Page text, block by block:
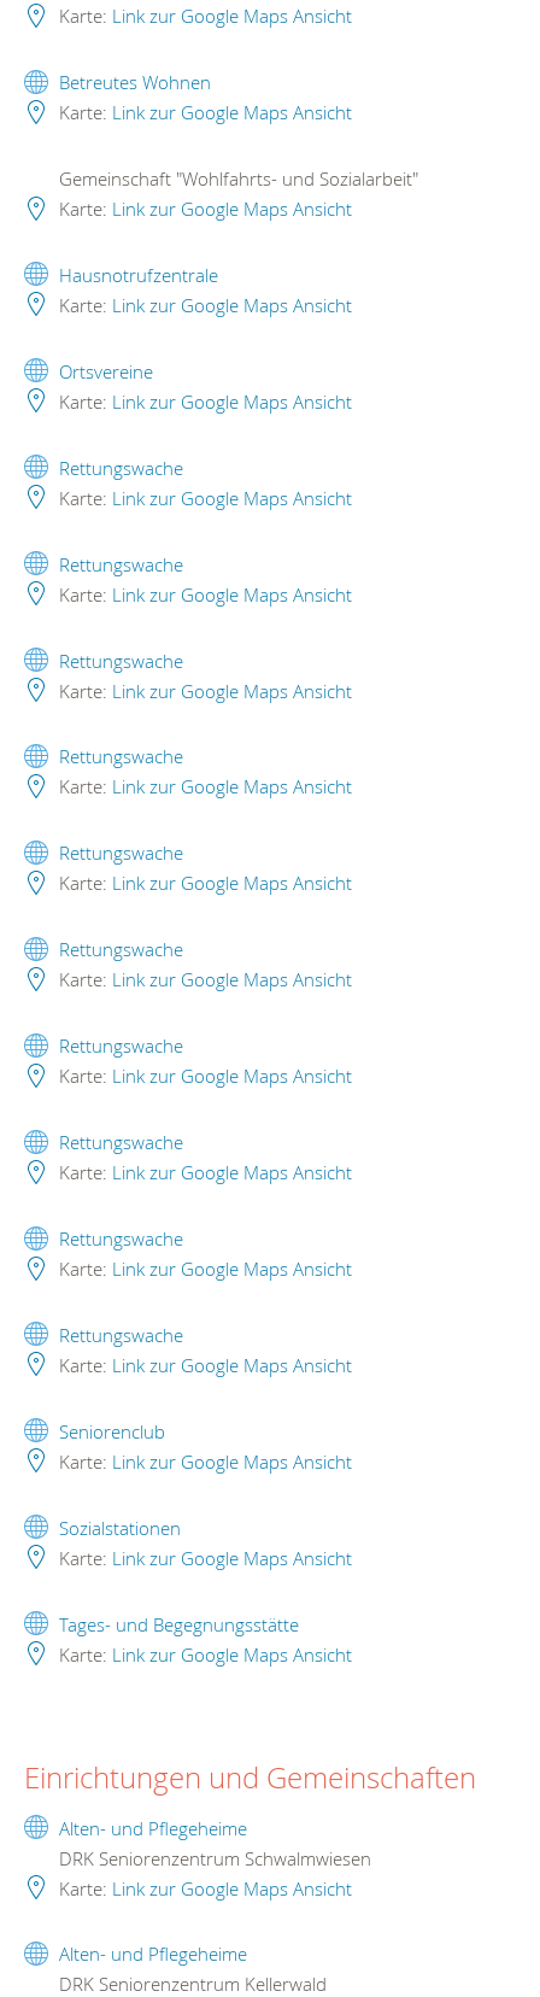
Karte: Link zur Google Maps Ansicht
Betreutes Wohnen
Karte: Link zur Google Maps Ansicht
Gemeinschaft "Wohlfahrts- und Sozialarbeit"
Karte: Link zur Google Maps Ansicht
Hausnotrufzentrale
Karte: Link zur Google Maps Ansicht
Ortsvereine
Karte: Link zur Google Maps Ansicht
Rettungswache
Karte: Link zur Google Maps Ansicht
Rettungswache
Karte: Link zur Google Maps Ansicht
Rettungswache
Karte: Link zur Google Maps Ansicht
Rettungswache
Karte: Link zur Google Maps Ansicht
Rettungswache
Karte: Link zur Google Maps Ansicht
Rettungswache
Karte: Link zur Google Maps Ansicht
Rettungswache
Karte: Link zur Google Maps Ansicht
Rettungswache
Karte: Link zur Google Maps Ansicht
Rettungswache
Karte: Link zur Google Maps Ansicht
Rettungswache
Karte: Link zur Google Maps Ansicht
Seniorenclub
Karte: Link zur Google Maps Ansicht
Sozialstationen
Karte: Link zur Google Maps Ansicht
Tages- und Begegnungsstätte
Karte: Link zur Google Maps Ansicht
Einrichtungen und Gemeinschaften
Alten- und Pflegeheime
DRK Seniorenzentrum Schwalmwiesen
Karte: Link zur Google Maps Ansicht
Alten- und Pflegeheime
DRK Seniorenzentrum Kellerwald